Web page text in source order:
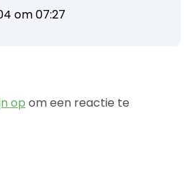
om 07:27
op om een reactie te